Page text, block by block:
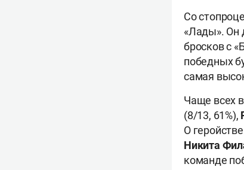
Со
«Лады». Он
бросков с
победных
самая
Чаще всех
(8/13, 61%),
О
Никита
команде